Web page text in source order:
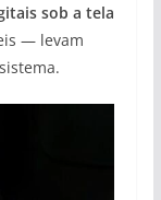
sob a tela
— levam